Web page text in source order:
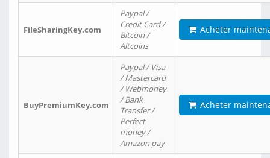
FileSharingKey.com
Paypal /
Credit Card /
Bitcoin /
Altcoins
Acheter
BuyPremiumKey.com
Paypal / Visa
/ Mastercard
/ Webmoney
/ Bank
Transfer /
Perfect
money /
Amazon pay
Acheter